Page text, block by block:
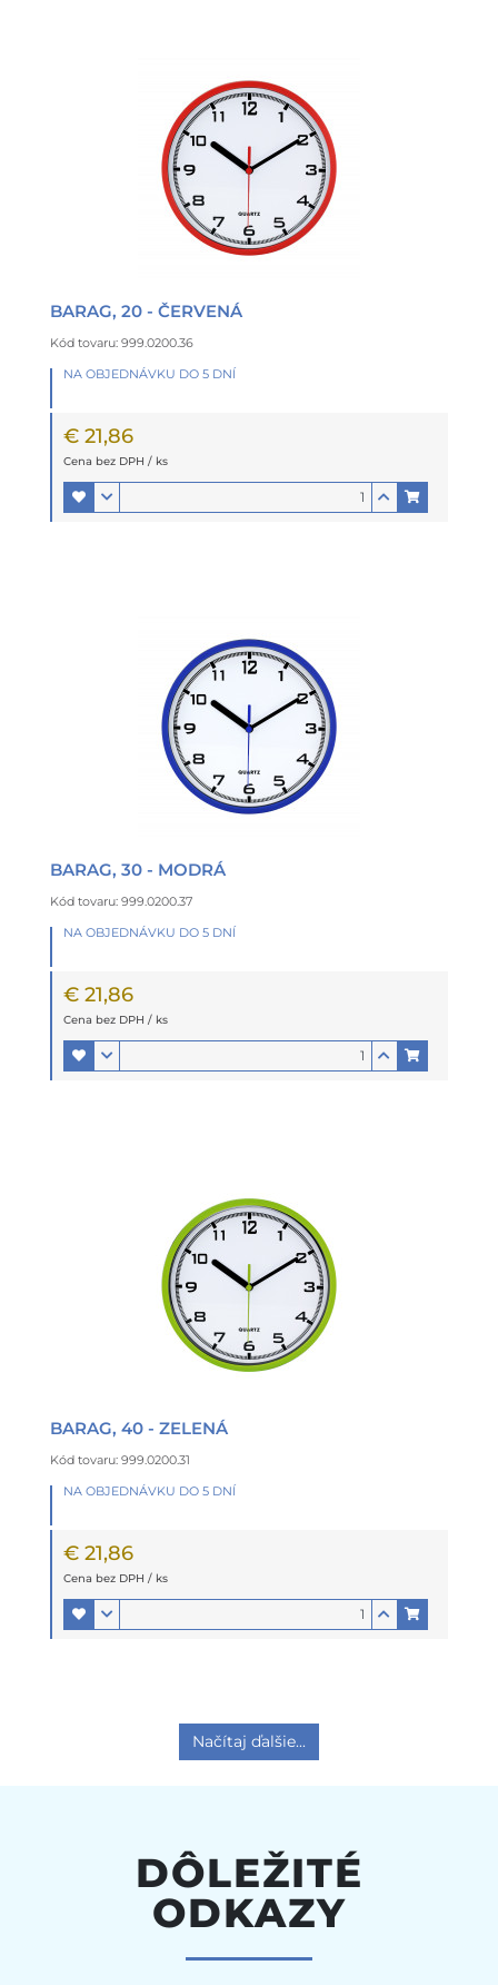
BARAG, 20 - ČERVENÁ
Kód tovaru: 999.0200.36
NA OBJEDNÁVKU DO 5 DNÍ
€ 21,86
Cena bez DPH / ks
BARAG, 30 - MODRÁ
Kód tovaru: 999.0200.37
NA OBJEDNÁVKU DO 5 DNÍ
€ 21,86
Cena bez DPH / ks
BARAG, 40 - ZELENÁ
Kód tovaru: 999.0200.31
NA OBJEDNÁVKU DO 5 DNÍ
€ 21,86
Cena bez DPH / ks
Načítaj ďalšie...
DÔLEŽITÉ
ODKAZY